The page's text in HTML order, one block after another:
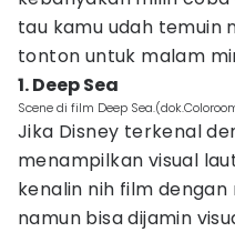
tau kamu udah temuin
tonton untuk malam
1. Deep Sea
Scene di film Deep
Jika Disney terkenal
menampilkan visual
kenalin nih film
namun bisa dijamin